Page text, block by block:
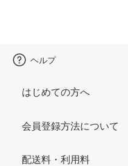
ヘルプ
はじめての方へ
会員登録方法について
配送料・利用料